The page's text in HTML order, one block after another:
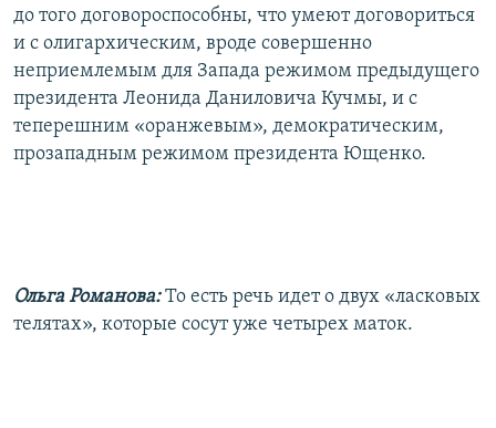
до того договороспособны, что умеют договориться
и с олигархическим, вроде совершенно
неприемлемым для Запада режимом предыдущего
президента Леонида Даниловича Кучмы, и с
теперешним «оранжевым», демократическим,
прозападным режимом президента Ющенко.
Ольга Романова: То есть речь идет о двух «ласковых
телятах», которые сосут уже четырех маток.